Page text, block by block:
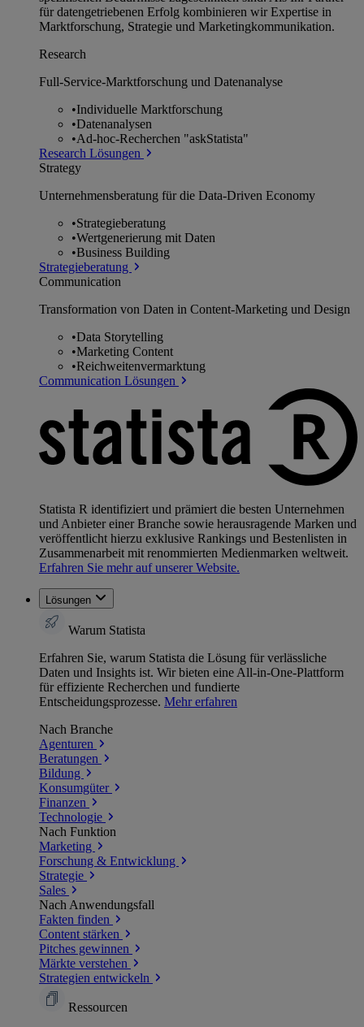
für datengetriebenen Erfolg kombinieren wir Expertise in
Marktforschung, Strategie und Marketingkommunikation.
Research
Full-Service-Marktforschung und Datenanalyse
•Individuelle Marktforschung
•Datenanalysen
•Ad-hoc-Recherchen "askStatista"
Research Lösungen
Strategy
Unternehmens­beratung für die Data-Driven Economy
•Strategieberatung
•Wertgenerierung mit Daten
•Business Building
Strategieberatung
Communication
Transformation von Daten in Content-Marketing und Design
•Data Storytelling
•Marketing Content
•Reichweitenvermarktung
Communication Lösungen
Statista R identifiziert und prämiert die besten Unternehmen
und Anbieter einer Branche sowie herausragende Marken und
veröffentlicht hierzu exklusive Rankings und Bestenlisten in
Zusammenarbeit mit renommierten Medienmarken weltweit.
Erfahren Sie mehr auf unserer Website.
Lösungen
Warum Statista
Erfahren Sie, warum Statista die Lösung für verlässliche
Daten und Insights ist. Wir bieten eine All-in-One-Plattform
für effiziente Recherchen und fundierte
Entscheidungsprozesse. Mehr erfahren
Nach Branche
Agenturen
Beratungen
Bildung
Konsumgüter
Finanzen
Technologie
Nach Funktion
Marketing
Forschung & Entwicklung
Strategie
Sales
Nach Anwendungsfall
Fakten finden
Content stärken
Pitches gewinnen
Märkte verstehen
Strategien entwickeln
Ressourcen